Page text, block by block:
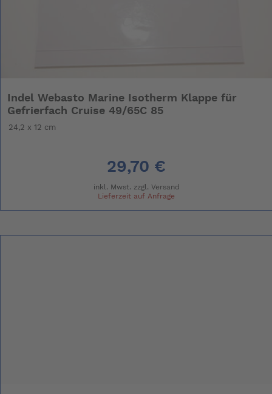
Indel Webasto Marine Isotherm Klappe für
Gefrierfach Cruise 49/65C 85
24,2 x 12 cm
29,70 €
inkl. Mwst. zzgl. Versand
Lieferzeit auf Anfrage